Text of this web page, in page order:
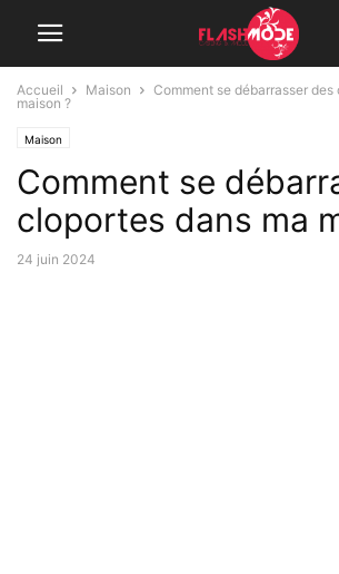
Accueil Maison
Comment se débarrasser des
maison ?
Maison
Comment se
cloportes dans ma
24 juin 2024